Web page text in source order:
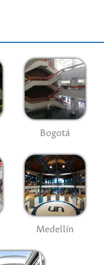
Bogotá
Medellín